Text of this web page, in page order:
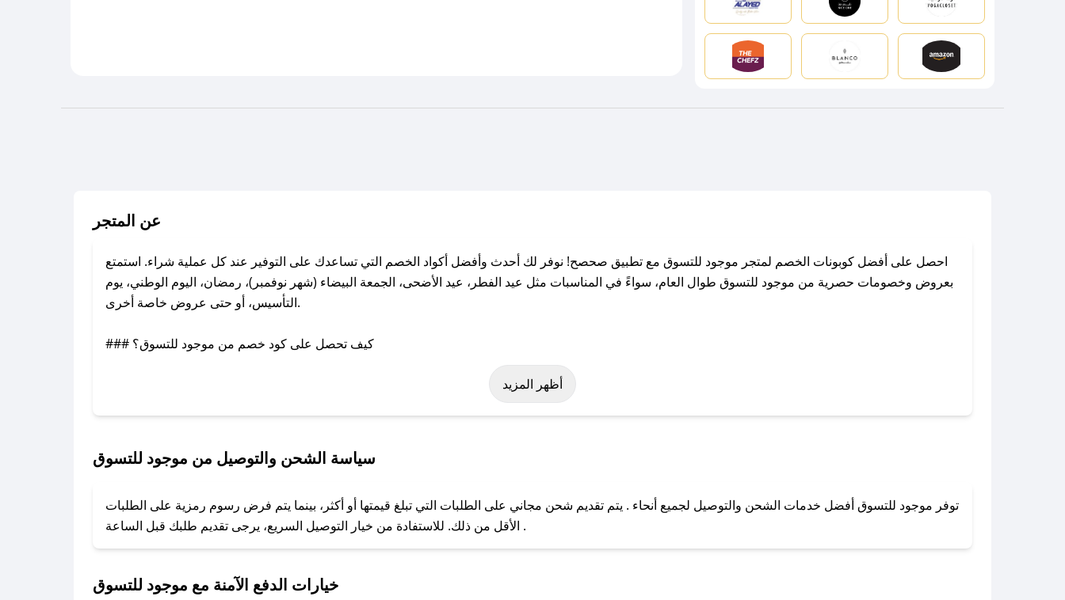
عن المتجر
احصل على أفضل كوبونات الخصم لمتجر موجود للتسوق مع تطبيق صحصح! نوفر لك أحدث وأفضل أكواد الخصم التي تساعدك على التوفير عند كل عملية شراء. استمتع
بعروض وخصومات حصرية من موجود للتسوق طوال العام، سواءً في المناسبات مثل عيد الفطر، عيد الأضحى، الجمعة البيضاء (شهر نوفمبر)، رمضان، اليوم الوطني، يوم
التأسيس، أو حتى عروض خاصة أخرى.
### كيف تحصل على كود خصم من موجود للتسوق؟
باستخدام تطبيق صحصح، يمكنك العثور بسهولة على كود خصم موجود للتسوق. وفي حال عدم توفر الكوبون، تواصل معنا عبر تويتر أو البريد الإلكتروني لإضافته بسرعة.
لا تقلق! يمكنك التواصل مع فريق دعم صحصح عبر الرسائل الخاصة على تويتر أو البريد الإلكتروني، وسنقوم بحل المشكلة في أسرع وقت ممكن.
### ماذا أفعل إذا لم أجد كود خصم لمتجري المفضل؟
أظهر المزيد
سياسة الشحن والتوصيل من موجود للتسوق
توفر موجود للتسوق أفضل خدمات الشحن والتوصيل لجميع أنحاء . يتم تقديم شحن مجاني على الطلبات التي تبلغ قيمتها أو أكثر، بينما يتم فرض رسوم رمزية على الطلبات
الأقل من ذلك. للاستفادة من خيار التوصيل السريع، يرجى تقديم طلبك قبل الساعة .
خيارات الدفع الآمنة مع موجود للتسوق